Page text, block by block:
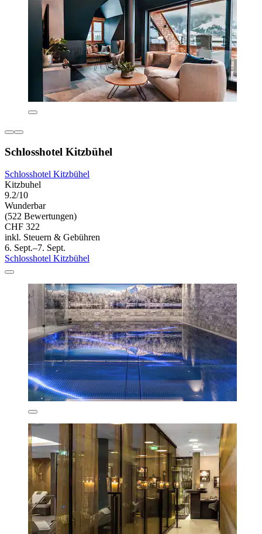
Schlosshotel Kitzbühel
Schlosshotel Kitzbühel
Kitzbuhel
9.2/10
Wunderbar
(522 Bewertungen)
CHF 322
inkl. Steuern & Gebühren
6. Sept.–7. Sept.
Schlosshotel Kitzbühel